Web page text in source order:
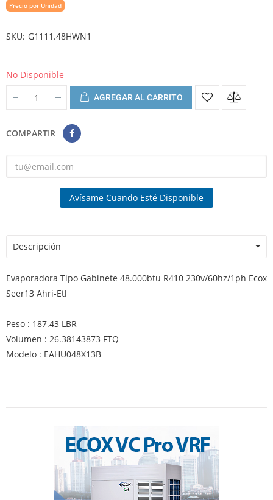
Precio por Unidad
SKU G1111.48HWN1
No Disponible
AGREGAR AL CARRITO
COMPARTIR
Avísame Cuando Esté Disponible
Descripción
Evaporadora Tipo Gabinete 48.000btu R410 230v/60hz/1ph Ecox
Seer13 Ahri-Etl
Peso : 187.43 LBR
Volumen : 26.38143873 FTQ
Modelo : EAHU048X13B